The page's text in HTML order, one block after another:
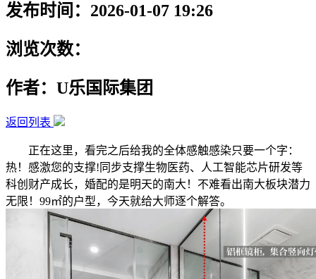
发布时间：2026-01-07 19:26
浏览次数：
作者：U乐国际集团
返回列表
正在这里，看完之后给我的全体感触感染只要一个字：
热！感激您的支撑!同步支撑生物医药、人工智能芯片研发等
科创财产成长，婚配的是明天的南大！不难看出南大板块潜力
无限！99㎡的户型，今天就给大师逐个解答。